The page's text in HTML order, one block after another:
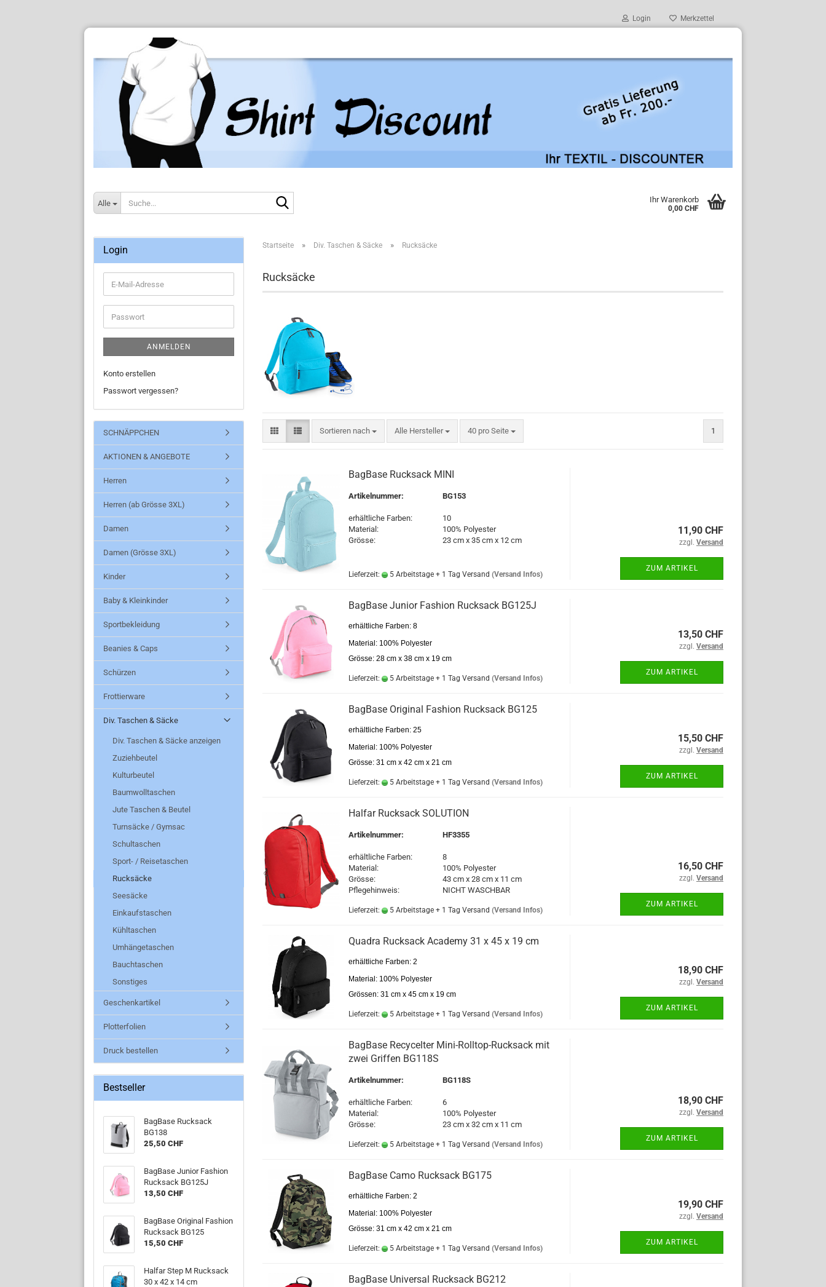
Login Merkzettel
Alle Ihr Warenkorb
0,00 CHF
Startseite » Div. Taschen & Säcke » Rucksäcke
Rucksäcke
Sortieren nach
Sortieren nach Alle Hersteller 40 pro Seite
pro Seite 1
BagBase Rucksack MINI
Artikelnummer: BG153
erhältliche Farben:
10
Material:
100% Polyester
Grösse:
23 cm x 35 cm x 12 cm
Lieferzeit: 5 Arbeitstage + 1 Tag Versand (Versand Infos)
11,90 CHF
zzgl. Versand
ZUM ARTIKEL
BagBase Junior Fashion Rucksack BG125J
erhältliche Farben: 8
Material: 100% Polyester
Grösse: 28 cm x 38 cm x 19 cm
Lieferzeit: 5 Arbeitstage + 1 Tag Versand (Versand Infos)
13,50 CHF
zzgl. Versand
ZUM ARTIKEL
BagBase Original Fashion Rucksack BG125
erhältliche Farben: 25
Material: 100% Polyester
Grösse: 31 cm x 42 cm x 21 cm
Lieferzeit: 5 Arbeitstage + 1 Tag Versand (Versand Infos)
15,50 CHF
zzgl. Versand
ZUM ARTIKEL
Halfar Rucksack SOLUTION
Artikelnummer: HF3355
erhältliche Farben:
8
Material:
100% Polyester
Grösse:
43 cm x 28 cm x 11 cm
Pflegehinweis:
NICHT WASCHBAR
Lieferzeit: 5 Arbeitstage + 1 Tag Versand (Versand Infos)
16,50 CHF
zzgl. Versand
ZUM ARTIKEL
Quadra Rucksack Academy 31 x 45 x 19 cm
erhältliche Farben: 2
Material: 100% Polyester
Grössen: 31 cm x 45 cm x 19 cm
Lieferzeit: 5 Arbeitstage + 1 Tag Versand (Versand Infos)
18,90 CHF
zzgl. Versand
ZUM ARTIKEL
BagBase Recycelter Mini-Rolltop-Rucksack mit
zwei Griffen BG118S
Artikelnummer: BG118S
erhältliche Farben:
6
Material:
100% Polyester
Grösse:
23 cm x 32 cm x 11 cm
Lieferzeit: 5 Arbeitstage + 1 Tag Versand (Versand Infos)
18,90 CHF
zzgl. Versand
ZUM ARTIKEL
BagBase Camo Rucksack BG175
erhältliche Farben: 2
Material: 100% Polyester
Grösse: 31 cm x 42 cm x 21 cm
Lieferzeit: 5 Arbeitstage + 1 Tag Versand (Versand Infos)
19,90 CHF
zzgl. Versand
ZUM ARTIKEL
BagBase Universal Rucksack BG212
Login
E-
Mail-
Adresse
Passwort
ANMELDEN
Konto erstellen
Passwort vergessen?
SCHNÄPPCHEN
AKTIONEN & ANGEBOTE
Herren
Herren (ab Grösse 3XL)
Damen
Damen (Grösse 3XL)
Kinder
Baby & Kleinkinder
Sportbekleidung
Beanies & Caps
Schürzen
Frottierware
Div. Taschen & Säcke
Div. Taschen & Säcke anzeigen
Zuziehbeutel
Kulturbeutel
Baumwolltaschen
Jute Taschen & Beutel
Turnsäcke / Gymsac
Schultaschen
Sport- / Reisetaschen
Rucksäcke
Seesäcke
Einkaufstaschen
Kühltaschen
Umhängetaschen
Bauchtaschen
Sonstiges
Geschenkartikel
Plotterfolien
Druck bestellen
Bestseller
BagBase Rucksack
BG138
25,50 CHF
BagBase Junior Fashion
Rucksack BG125J
13,50 CHF
BagBase Original Fashion
Rucksack BG125
15,50 CHF
Halfar Step M Rucksack
30 x 42 x 14 cm